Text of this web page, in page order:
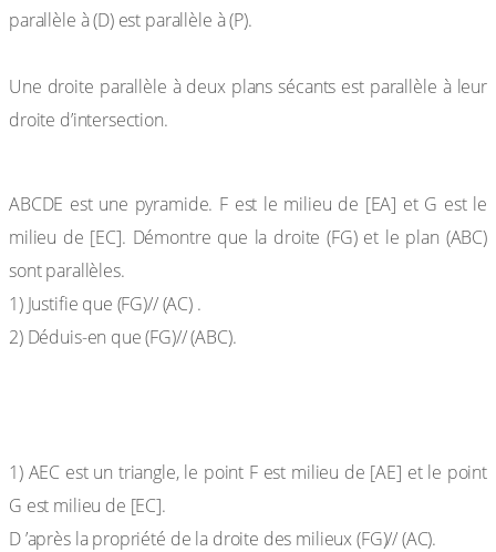
parallèle à (D) est parallèle à (P).
Une droite parallèle à deux plans sécants est parallèle à leur
droite d’intersection.
ABCDE est une pyramide. F est le milieu de [EA] et G est le
milieu de [EC]. Démontre que la droite (FG) et le plan (ABC)
sont parallèles.
1) Justifie que (FG)// (AC) .
2) Déduis-en que (FG)// (ABC).
1) AEC est un triangle, le point F est milieu de [AE] et le point
G est milieu de [EC].
D ’après la propriété de la droite des milieux (FG)// (AC).